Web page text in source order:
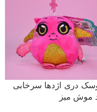
دری اژدها سرخابی
موش میز